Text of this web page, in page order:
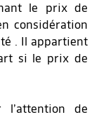
le prix de
considération
. Il appartient
si le prix de
de